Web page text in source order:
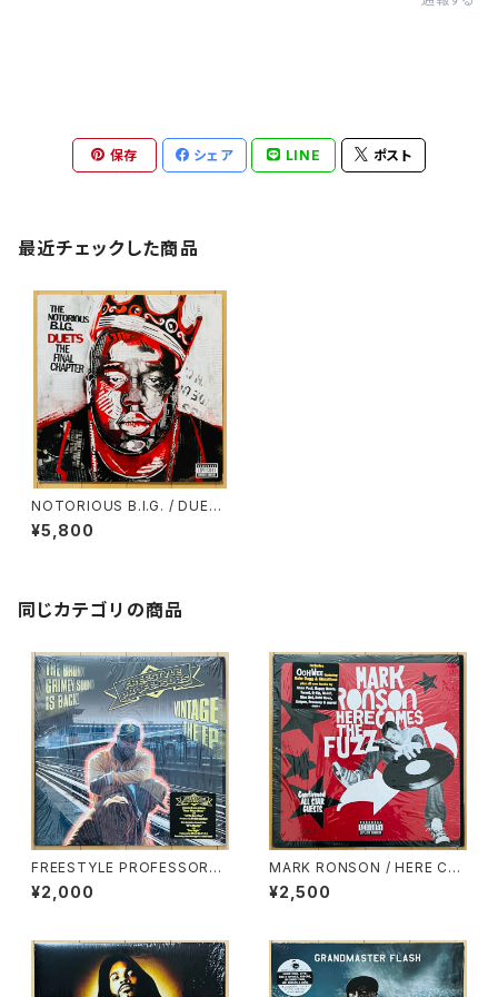
保存 シェア LINE ポスト
最近チェックした商品
NOTORIOUS B.I.G. / DUET
S：THE FINAL CHAPTER
¥5,800
同じカテゴリの商品
FREESTYLE PROFESSORS /
VINTAGE THE EP
¥2,000
MARK RONSON / HERE CO
MES THE FUZZ
¥2,500